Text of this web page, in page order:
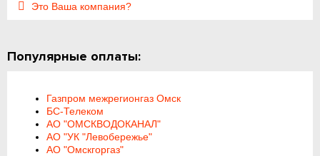
Это Ваша компания?
Популярные оплаты:
Газпром межрегионгаз Омск
БС-Телеком
АО "ОМСКВОДОКАНАЛ"
АО "УК "Левобережье"
АО "Омскгоргаз"